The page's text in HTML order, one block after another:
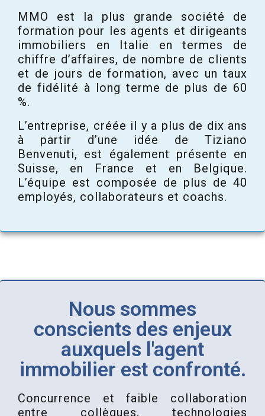
MMO est la plus grande société de
formation pour les agents et dirigeants
immobiliers en Italie en termes de
chiffre d’affaires, de nombre de clients
et de jours de formation, avec un taux
de fidélité à long terme de plus de 60
%.
L’entreprise, créée il y a plus de dix ans
à partir d’une idée de Tiziano
Benvenuti, est également présente en
Suisse, en France et en Belgique.
L’équipe est composée de plus de 40
employés, collaborateurs et coachs.
Nous sommes
conscients des enjeux
auxquels l'agent
immobilier est confronté.
Concurrence et faible collaboration
entre collègues, technologies